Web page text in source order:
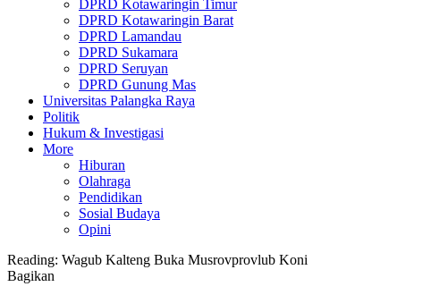
DPRD Kotawaringin Timur
DPRD Kotawaringin Barat
DPRD Lamandau
DPRD Sukamara
DPRD Seruyan
DPRD Gunung Mas
Universitas Palangka Raya
Politik
Hukum & Investigasi
More
Hiburan
Olahraga
Pendidikan
Sosial Budaya
Opini
Reading: Wagub Kalteng Buka Musrovprovlub Koni
Bagikan